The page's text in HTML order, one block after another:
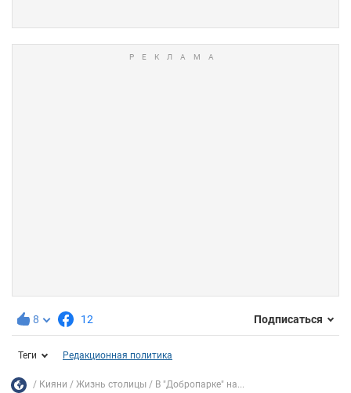
8 12 Подписаться
Теги Редакционная политика
Кияни Жизнь столицы В "Добропарке" на...